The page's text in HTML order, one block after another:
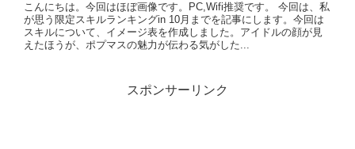
こんにちは。今回はほぼ画像です。PC,Wifi推奨です。 今回は、私
が思う限定スキルランキングin 10月までを記事にします。今回は
スキルについて、イメージ表を作成しました。アイドルの顔が見
えたほうが、ポプマスの魅力が伝わる気がした...
スポンサーリンク